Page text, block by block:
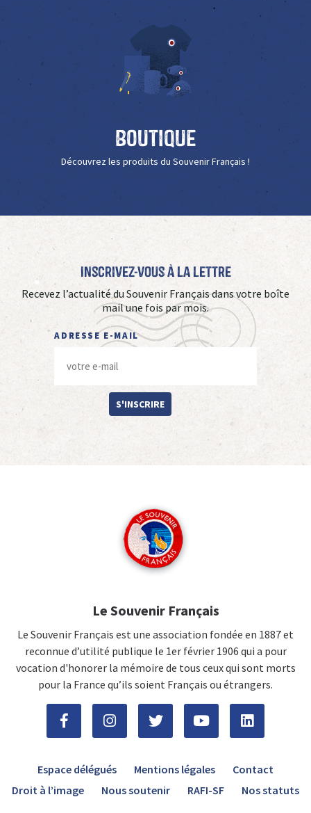
Boutique
Découvrez les produits du Souvenir Français !
Inscrivez-vous à La Lettre
Recevez l’actualité du Souvenir Français dans votre boîte
mail une fois par mois.
ADRESSE E-MAIL
S'INSCRIRE
Le Souvenir Français
Le Souvenir Français est une association fondée en 1887 et
reconnue d’utilité publique le 1er février 1906 qui a pour
vocation d'honorer la mémoire de tous ceux qui sont morts
pour la France qu’ils soient Français ou étrangers.
Espace délégués Mentions légales
Contact
Droit à l’image
Nous soutenir RAFI-SF Nos statuts